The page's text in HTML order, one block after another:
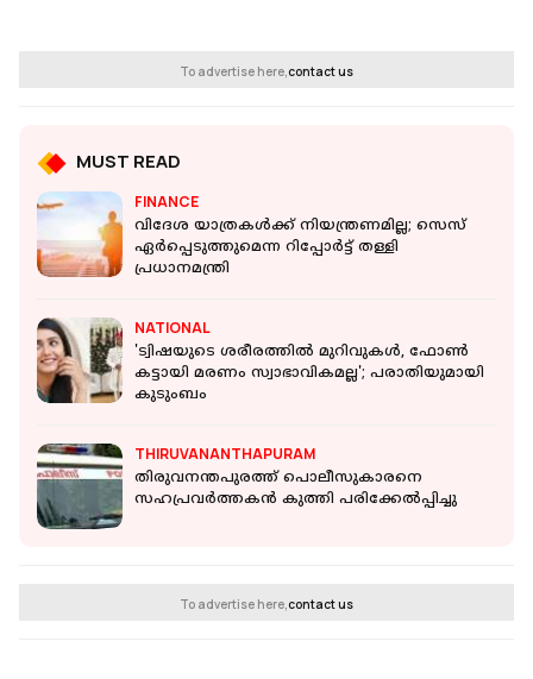
To advertise here,contact us
MUST READ
FINANCE
വിദേശ യാത്രകള്‍ക്ക് നിയന്ത്രണമില്ല; സെസ്
ഏര്‍പ്പെടുത്തുമെന്ന റിപ്പോര്‍ട്ട് തള്ളി
പ്രധാനമന്ത്രി
NATIONAL
'ട്വിഷയുടെ ശരീരത്തില്‍ മുറിവുകള്‍, ഫോണ്‍
കട്ടായി മരണം സ്വാഭാവികമല്ല'; പരാതിയുമായി
കുടുംബം
THIRUVANANTHAPURAM
തിരുവനന്തപുരത്ത് പൊലീസുകാരനെ
സഹപ്രവ‍ർത്തകൻ കുത്തി പരിക്കേൽപ്പിച്ചു
To advertise here,contact us